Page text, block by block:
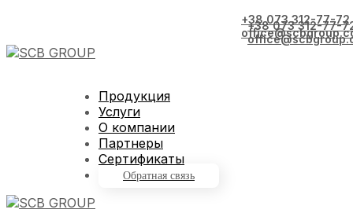
+38 073 312-77-
Продукция
Услуги
О компании
Партнеры
Сертификаты
Обратная связь
+38 073 312-77-72